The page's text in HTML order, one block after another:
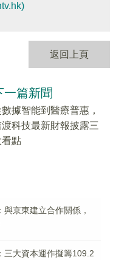
返回上頁
一篇新聞
據智能到醫療普惠，
渡科技最新財報披露三
看點
京東建立合作關係，
三大資本運作擬籌109.2